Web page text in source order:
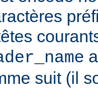
suit (il